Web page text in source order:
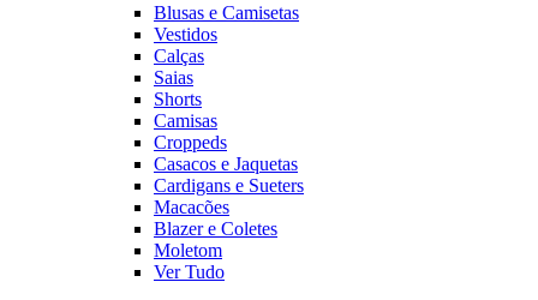
Blusas e Camisetas
Vestidos
Calças
Saias
Shorts
Camisas
Croppeds
Casacos e Jaquetas
Cardigans e Sueters
Macacões
Blazer e Coletes
Moletom
Ver Tudo